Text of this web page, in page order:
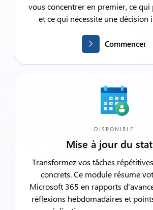
vous concentrer en premier, ce
et ce qui nécessite une décision
Commencer
DISPONIBLE
Mise à jour du
Transformez vos tâches
concrets. Ce module résume
Microsoft 365 en rapports
réflexions hebdomadaires et